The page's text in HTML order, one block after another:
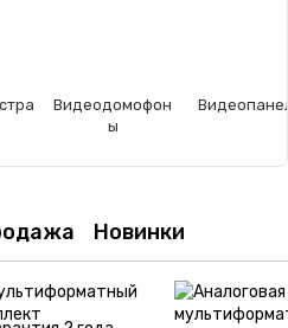
Видеодомофон
ы
Новинки